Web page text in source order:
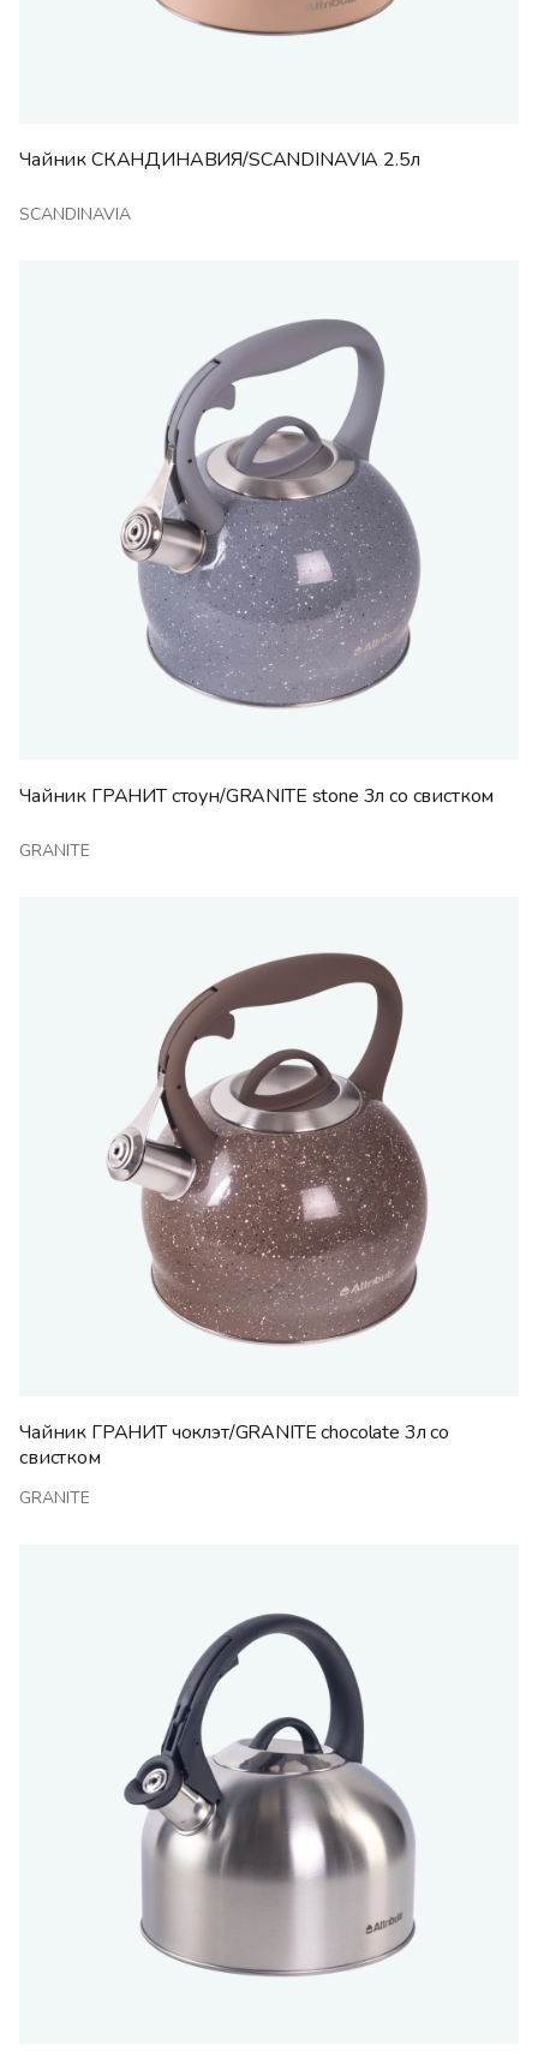
Чайник СКАНДИНАВИЯ/SCANDINAVIA 2.5л
SCANDINAVIA
Чайник ГРАНИТ стоун/GRANITE stone 3л со свистком
GRANITE
Чайник ГРАНИТ чоклэт/GRANITE chocolate 3л со
свистком
GRANITE